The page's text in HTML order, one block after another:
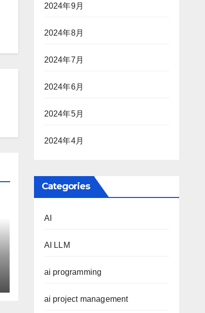
2024年9月
2024年8月
2024年7月
2024年6月
2024年5月
2024年4月
Categories
AI
AI LLM
ai programming
ai project management